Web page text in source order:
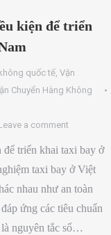
kiện để triển
quốc tế, Vận
Chuyển Hàng Không
a comment
triển khai taxi bay ở
taxi bay ở Việt
nhau như an toàn
ứng các tiêu chuẩn
nguyên tắc số…